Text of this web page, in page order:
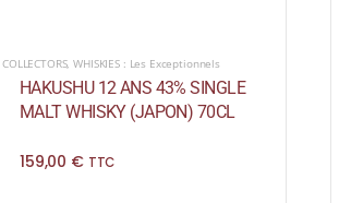
COLLECTORS,WHISKIES : Les Exceptionnels
HAKUSHU 12 ANS 43% SINGLE
MALT WHISKY (JAPON) 70CL
159,00 € TTC